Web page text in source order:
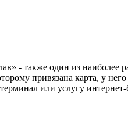
- также один из наиболее
привязана карта, у
или услугу